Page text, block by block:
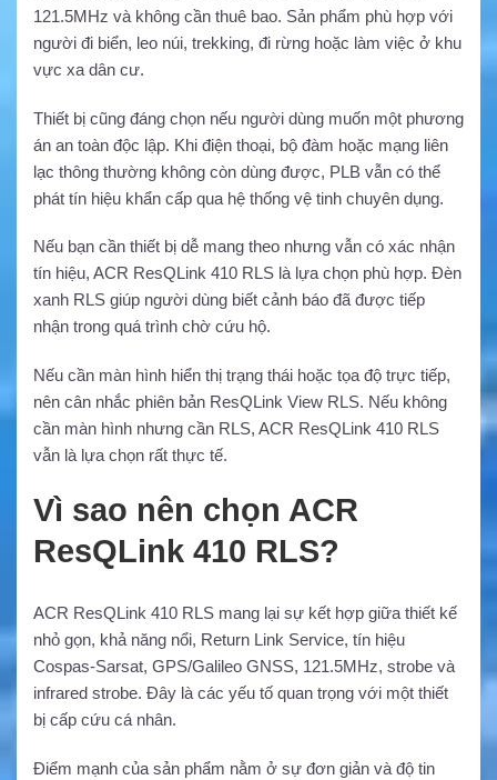
121.5MHz và không cần thuê bao. Sản phẩm phù hợp với
người đi biển, leo núi, trekking, đi rừng hoặc làm việc ở khu
vực xa dân cư.
Thiết bị cũng đáng chọn nếu người dùng muốn một phương
án an toàn độc lập. Khi điện thoại, bộ đàm hoặc mạng liên
lạc thông thường không còn dùng được, PLB vẫn có thể
phát tín hiệu khẩn cấp qua hệ thống vệ tinh chuyên dụng.
Nếu bạn cần thiết bị dễ mang theo nhưng vẫn có xác nhận
tín hiệu, ACR ResQLink 410 RLS là lựa chọn phù hợp. Đèn
xanh RLS giúp người dùng biết cảnh báo đã được tiếp
nhận trong quá trình chờ cứu hộ.
Nếu cần màn hình hiển thị trạng thái hoặc tọa độ trực tiếp,
nên cân nhắc phiên bản ResQLink View RLS. Nếu không
cần màn hình nhưng cần RLS, ACR ResQLink 410 RLS
vẫn là lựa chọn rất thực tế.
Vì sao nên chọn ACR
ResQLink 410 RLS?
ACR ResQLink 410 RLS mang lại sự kết hợp giữa thiết kế
nhỏ gọn, khả năng nổi, Return Link Service, tín hiệu
Cospas-Sarsat, GPS/Galileo GNSS, 121.5MHz, strobe và
infrared strobe. Đây là các yếu tố quan trọng với một thiết
bị cấp cứu cá nhân.
Điểm mạnh của sản phẩm nằm ở sự đơn giản và độ tin